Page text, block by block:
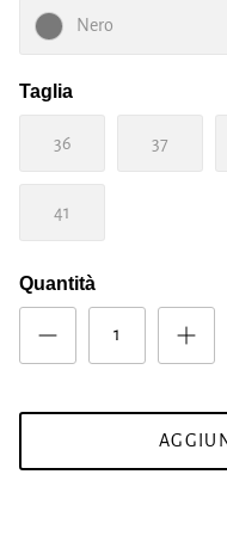
Nero
Taglia
36 37
41
Quantità